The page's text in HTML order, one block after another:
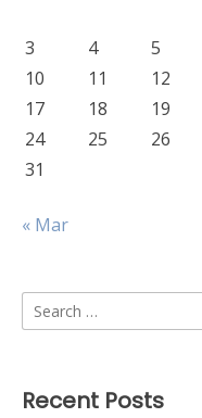
3
4 5
10
11 12
17
18 19
24
25 26
31
« Mar
Search
for:
Recent Posts